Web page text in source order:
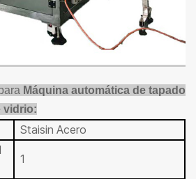
Máquina automática de tapado
vidrio:
Staisin Acero
1